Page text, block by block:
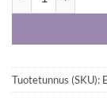
Tuotetunnus (SKU):